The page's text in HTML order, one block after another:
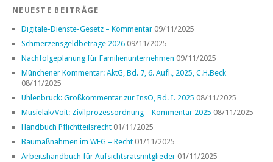
NEUESTE BEITRÄGE
Digitale-Dienste-Gesetz – Kommentar 09/11/2025
Schmerzensgeldbeträge 2026 09/11/2025
Nachfolgeplanung für Familienunternehmen 09/11/2025
Münchener Kommentar: AktG, Bd. 7, 6. Aufl., 2025, C.H.Beck
08/11/2025
Uhlenbruck: Großkommentar zur InsO, Bd. I. 2025 08/11/2025
Musielak/Voit: Zivilprozessordnung – Kommentar 2025 08/11/2025
Handbuch Pflichtteilsrecht 01/11/2025
Baumaßnahmen im WEG – Recht 01/11/2025
Arbeitshandbuch für Aufsichtsratsmitglieder 01/11/2025